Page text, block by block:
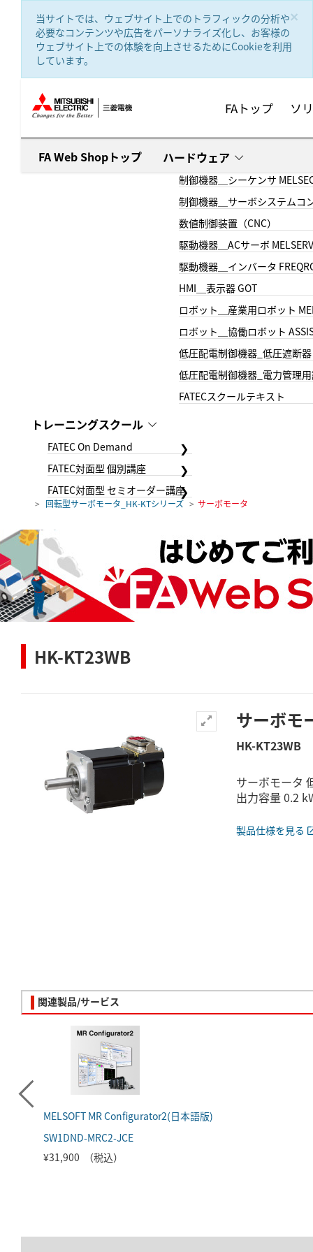
×
当サイトでは、ウェブサイト上でのトラフィックの分析や
必要なコンテンツや広告をパーソナライズ化し、お客様の
ウェブサイト上での体験を向上させるためにCookieを利用
しています。
FAトップ ソ
FA Web Shopトップ ハードウェア
制御機器＿シーケンサ
制御機器＿サーボシステムコ
数値制御装置（CNC）
駆動機器＿ACサーボ
駆動機器＿インバータ
HMI＿表示器 GOT
ロボット＿産業用ロボット
ロボット＿協働ロボット
低圧配電制御機器_低圧遮断器
低圧配電制御機器_電力管理
FATECスクールテキスト
トレーニングスクール
FATEC On Demand
FATEC対面型 個別講座
FATEC対面型 セミオーダー講座
回転型サーボモータ_HK-KTシリーズ サーボモータ
HK-KT23WB
サーボモ
HK-KT23WB
サーボモータ
出力容量 0.2
製品仕様を見る
関連製品/サービス
MELSOFT MR Configurator2(日本語版)
SW1DND-MRC2-JCE
¥31,900 （税込）